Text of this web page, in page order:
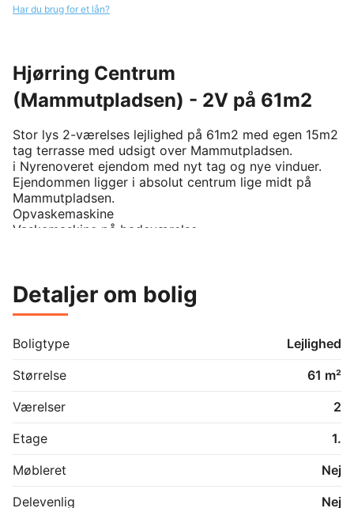
Har du brug for et lån?
Hjørring Centrum
(Mammutpladsen) - 2V på 61m2
Stor lys 2-værelses lejlighed på 61m2 med egen 15m2
tag terrasse med udsigt over Mammutpladsen.
i Nyrenoveret ejendom med nyt tag og nye vinduer.
Ejendommen ligger i absolut centrum lige midt på
Mammutpladsen.
Opvaskemaskine
Vaskemaskine på badeværelse.
er med i lejen.
Detaljer om bolig
Boligtype
Lejlighed
Størrelse
61 m²
Værelser
2
Etage
1.
Møbleret
Nej
Delevenlig
Nej